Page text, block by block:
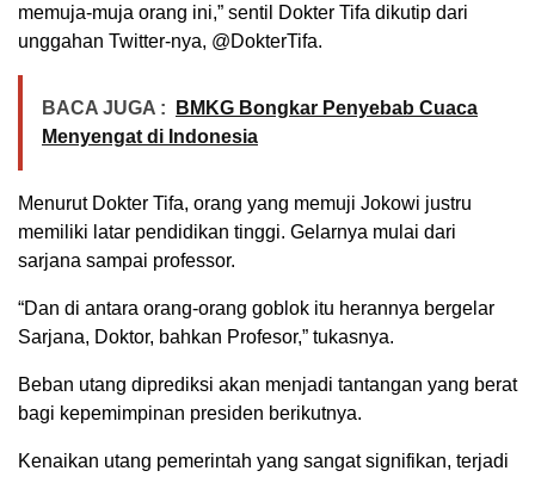
memuja-muja orang ini,” sentil Dokter Tifa dikutip dari
unggahan Twitter-nya, @DokterTifa.
BACA JUGA :
BMKG Bongkar Penyebab Cuaca
Menyengat di Indonesia
Menurut Dokter Tifa, orang yang memuji Jokowi justru
memiliki latar pendidikan tinggi. Gelarnya mulai dari
sarjana sampai professor.
“Dan di antara orang-orang goblok itu herannya bergelar
Sarjana, Doktor, bahkan Profesor,” tukasnya.
Beban utang diprediksi akan menjadi tantangan yang berat
bagi kepemimpinan presiden berikutnya.
Kenaikan utang pemerintah yang sangat signifikan, terjadi